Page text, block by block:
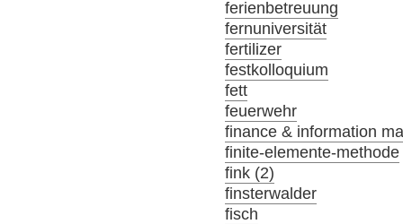
ferienbetreuung
fernuniversität
fertilizer
festkolloquium
fett
feuerwehr
finance & information
finite-elemente-methode
fink (2)
finsterwalder
fisch